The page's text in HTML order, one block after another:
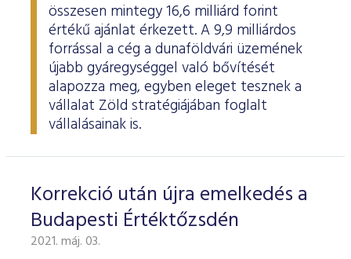
ESG Útmutató
összesen mintegy 16,6 milliárd forint
értékű ajánlat érkezett. A 9,9 milliárdos
forrással a cég a dunaföldvári üzemének
újabb gyáregységgel való bővítését
alapozza meg, egyben eleget tesznek a
vállalat Zöld stratégiájában foglalt
vállalásainak is.
Korrekció után újra emelkedés a
Budapesti Értéktőzsdén
2021. máj. 03.